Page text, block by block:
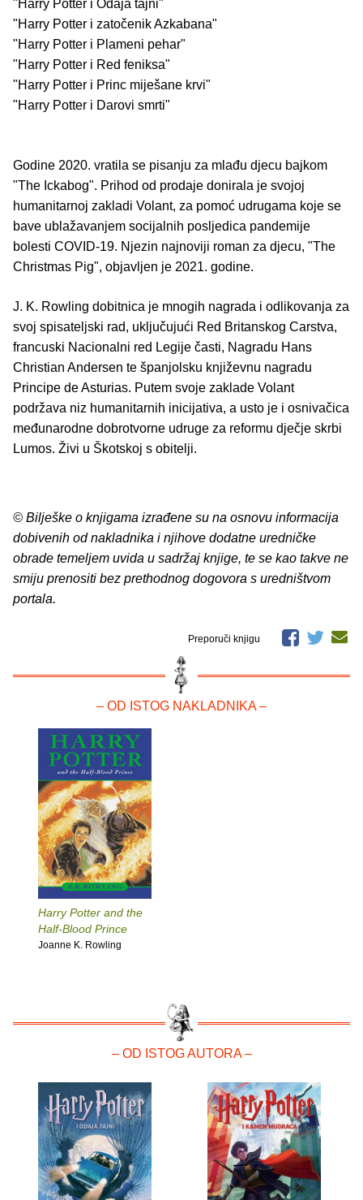
"Harry Potter i Odaja tajni"
"Harry Potter i zatočenik Azkabana"
"Harry Potter i Plameni pehar"
"Harry Potter i Red feniksa"
"Harry Potter i Princ miješane krvi"
"Harry Potter i Darovi smrti"
Godine 2020. vratila se pisanju za mlađu djecu bajkom
"The Ickabog". Prihod od prodaje donirala je svojoj
humanitarnoj zakladi Volant, za pomoć udrugama koje se
bave ublažavanjem socijalnih posljedica pandemije
bolesti COVID-19. Njezin najnoviji roman za djecu, "The
Christmas Pig", objavljen je 2021. godine.
J. K. Rowling dobitnica je mnogih nagrada i odlikovanja za
svoj spisateljski rad, uključujući Red Britanskog Carstva,
francuski Nacionalni red Legije časti, Nagradu Hans
Christian Andersen te španjolsku književnu nagradu
Principe de Asturias. Putem svoje zaklade Volant
podržava niz humanitarnih inicijativa, a usto je i osnivačica
međunarodne dobrotvorne udruge za reformu dječje skrbi
Lumos. Živi u Škotskoj s obitelji.
© Bilješke o knjigama izrađene su na osnovu informacija
dobivenih od nakladnika i njihove dodatne uredničke
obrade temeljem uvida u sadržaj knjige, te se kao takve ne
smiju prenositi bez prethodnog dogovora s uredništvom
portala.
Preporuči knjigu
– OD ISTOG NAKLADNIKA –
Harry Potter and the
Half-Blood Prince
Joanne K. Rowling
– OD ISTOG AUTORA –